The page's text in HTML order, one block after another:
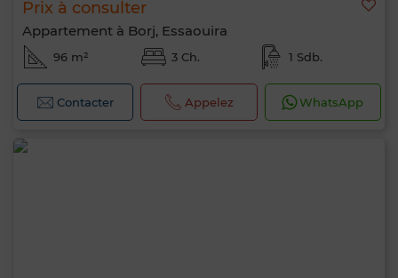
Prix à consulter
Appartement à Borj, Essaouira
96 m² 3 Ch. 1 Sdb.
Contacter Appelez WhatsApp